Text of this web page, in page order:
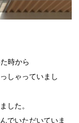
時から
しゃっていまし
した。
でいただいていま